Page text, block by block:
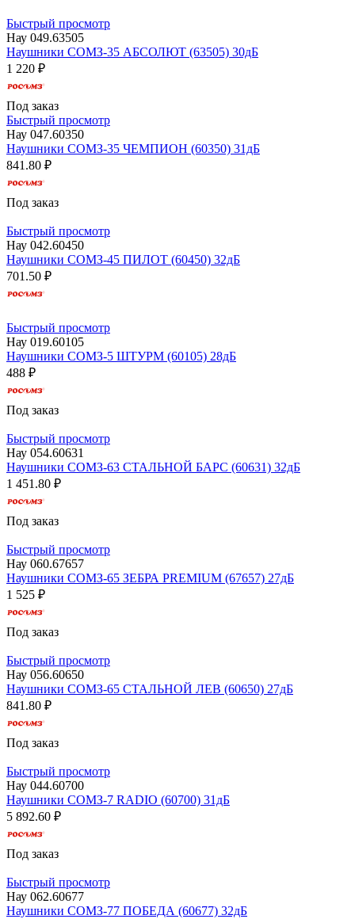
Быстрый просмотр
Нау 049.63505
Наушники СОМЗ-35 АБСОЛЮТ (63505) 30дБ
1 220 ₽
Под заказ
Быстрый просмотр
Нау 047.60350
Наушники СОМЗ-35 ЧЕМПИОН (60350) 31дБ
841.80 ₽
Под заказ
Быстрый просмотр
Нау 042.60450
Наушники СОМЗ-45 ПИЛОТ (60450) 32дБ
701.50 ₽
Быстрый просмотр
Нау 019.60105
Наушники СОМЗ-5 ШТУРМ (60105) 28дБ
488 ₽
Под заказ
Быстрый просмотр
Нау 054.60631
Наушники СОМЗ-63 СТАЛЬНОЙ БАРС (60631) 32дБ
1 451.80 ₽
Под заказ
Быстрый просмотр
Нау 060.67657
Наушники СОМЗ-65 ЗЕБРА PREMIUM (67657) 27дБ
1 525 ₽
Под заказ
Быстрый просмотр
Нау 056.60650
Наушники СОМЗ-65 СТАЛЬНОЙ ЛЕВ (60650) 27дБ
841.80 ₽
Под заказ
Быстрый просмотр
Нау 044.60700
Наушники СОМЗ-7 RADIO (60700) 31дБ
5 892.60 ₽
Под заказ
Быстрый просмотр
Нау 062.60677
Наушники СОМЗ-77 ПОБЕДА (60677) 32дБ